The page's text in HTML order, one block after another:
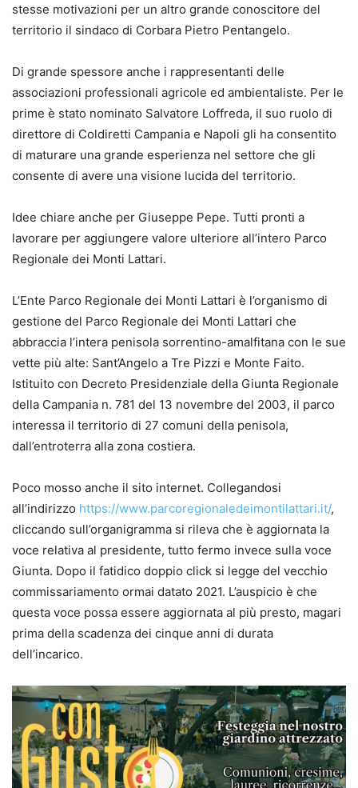
stesse motivazioni per un altro grande conoscitore del
territorio il sindaco di Corbara Pietro Pentangelo.
Di grande spessore anche i rappresentanti delle
associazioni professionali agricole ed ambientaliste. Per le
prime è stato nominato Salvatore Loffreda, il suo ruolo di
direttore di Coldiretti Campania e Napoli gli ha consentito
di maturare una grande esperienza nel settore che gli
consente di avere una visione lucida del territorio.
Idee chiare anche per Giuseppe Pepe. Tutti pronti a
lavorare per aggiungere valore ulteriore all’intero Parco
Regionale dei Monti Lattari.
L’Ente Parco Regionale dei Monti Lattari è l’organismo di
gestione del Parco Regionale dei Monti Lattari che
abbraccia l’intera penisola sorrentino-amalfitana con le sue
vette più alte: Sant’Angelo a Tre Pizzi e Monte Faito.
Istituito con Decreto Presidenziale della Giunta Regionale
della Campania n. 781 del 13 novembre del 2003, il parco
interessa il territorio di 27 comuni della penisola,
dall’entroterra alla zona costiera.
Poco mosso anche il sito internet. Collegandosi
all’indirizzo https://www.parcoregionaledeimontilattari.it/,
cliccando sull’organigramma si rileva che è aggiornata la
voce relativa al presidente, tutto fermo invece sulla voce
Giunta. Dopo il fatidico doppio click si legge del vecchio
commissariamento ormai datato 2021. L’auspicio è che
questa voce possa essere aggiornata al più presto, magari
prima della scadenza dei cinque anni di durata
dell’incarico.